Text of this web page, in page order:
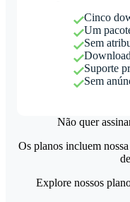
Cinco
Um
Sem
Suporte
Sem
Não quer
Os planos incluem nossa
Explore nossos